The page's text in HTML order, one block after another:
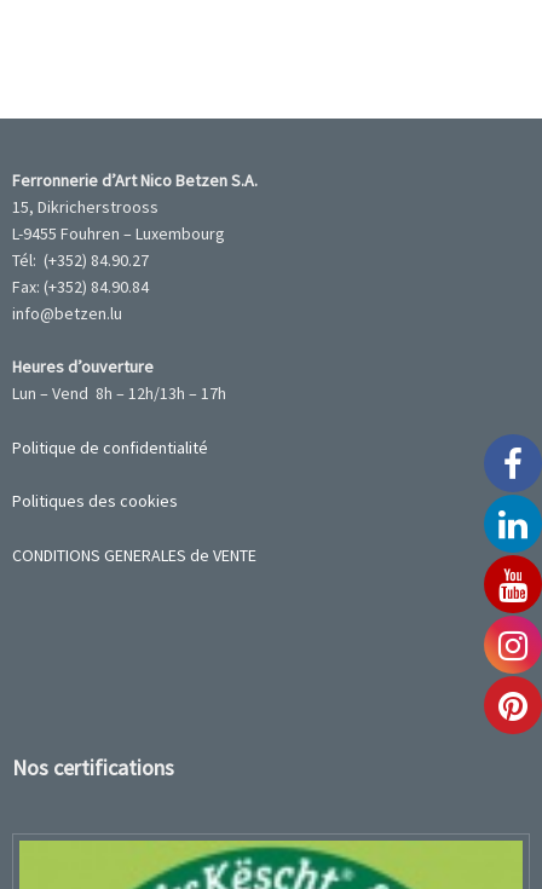
Ferronnerie d’Art Nico Betzen S.A.
15, Dikricherstrooss
L-9455 Fouhren – Luxembourg
Tél: (+352) 84.90.27
Fax: (+352) 84.90.84
info@betzen.lu
Heures d’ouverture
Lun – Vend 8h – 12h/13h – 17h
Politique de confidentialité
Politiques des cookies
CONDITIONS GENERALES de VENTE
Nos certifications